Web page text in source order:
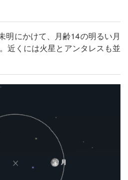
明にかけて、月齢14の明るい月
近くには火星とアンタレスも並